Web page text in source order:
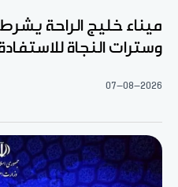
ميناء خليج الراحة
وسترات النجاة
07-08-2026